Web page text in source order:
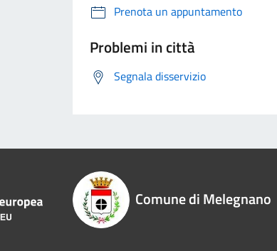
Prenota un appuntamento
Problemi in città
Segnala disservizio
Comune di Melegnano